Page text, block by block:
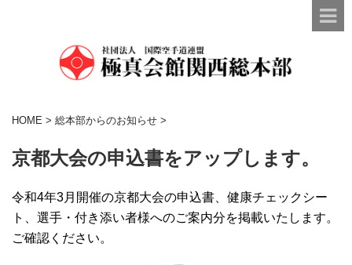
HOME > 総本部からのお知らせ >
京都大会の申込書をアップします。
令和4年3月開催の京都大会の申込書、健康チェックシー
ト、選手・付き添い者様へのご案内分を掲載いたします。
ご確認ください。